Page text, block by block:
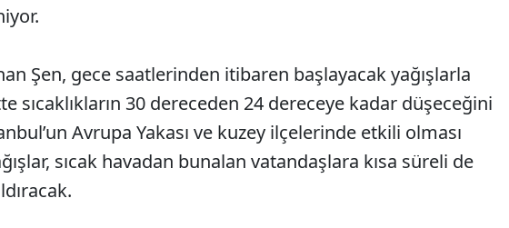
Şen, gece saatlerinden itibaren başlayacak yağışlarla
sıcaklıkların 30 dereceden 24 dereceye kadar düşeceğini
Avrupa Yakası ve kuzey ilçelerinde etkili olması
sıcak havadan bunalan vatandaşlara kısa süreli de